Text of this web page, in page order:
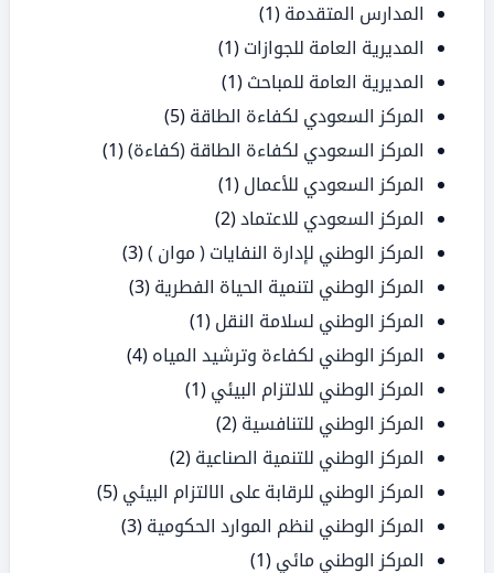
المدارس المتقدمة (1)
المديرية العامة للجوازات (1)
المديرية العامة للمباحث (1)
المركز السعودي لكفاءة الطاقة (5)
المركز السعودي لكفاءة الطاقة (كفاءة)(1)
المركز السعودي للأعمال (1)
المركز السعودي للاعتماد(2)
المركز الوطني لإدارة النفايات ( موان )(3)
المركز الوطني لتنمية الحياة الفطرية (3)
المركز الوطني لسلامة النقل (1)
المركز الوطني لكفاءة وترشيد المياه (4)
المركز الوطني للالتزام البيئي (1)
المركز الوطني للتنافسية (2)
المركز الوطني للتنمية الصناعية (2)
المركز الوطني للرقابة على الالتزام البيئي (5)
المركز الوطني لنظم الموارد الحكومية (3)
المركز الوطني مائي (1)